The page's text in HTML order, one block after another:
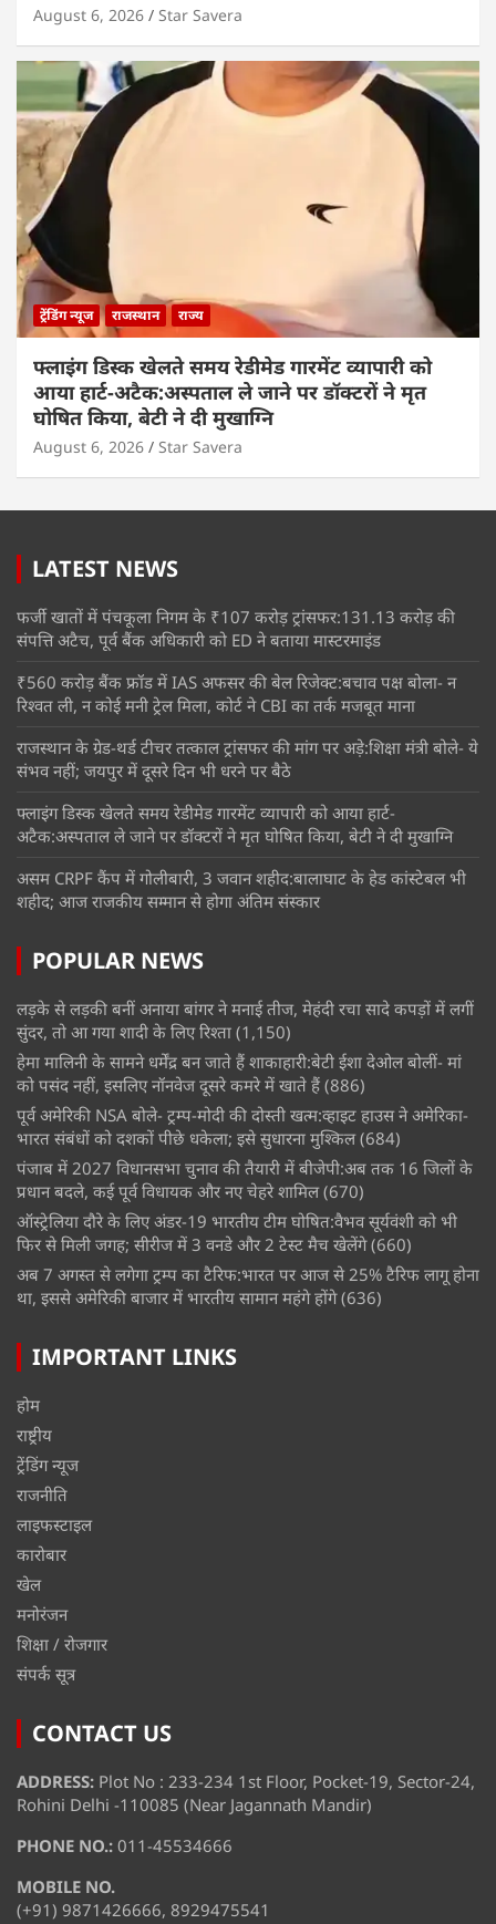
August 6, 2026 Star Savera
ट्रेंडिंग न्यूज राजस्थान राज्य
फ्लाइंग डिस्क खेलते समय रेडीमेड गारमेंट व्यापारी को
आया हार्ट-अटैक:अस्पताल ले जाने पर डॉक्टरों ने मृत
घोषित किया, बेटी ने दी मुखाग्नि
August 6, 2026 Star Savera
LATEST NEWS
फर्जी खातों में पंचकूला निगम के ₹107 करोड़ ट्रांसफर:131.13 करोड़ की
संपत्ति अटैच, पूर्व बैंक अधिकारी को ED ने बताया मास्टरमाइंड
₹560 करोड़ बैंक फ्रॉड में IAS अफसर की बेल रिजेक्ट:बचाव पक्ष बोला- न
रिश्वत ली, न कोई मनी ट्रेल मिला, कोर्ट ने CBI का तर्क मजबूत माना
राजस्थान के ग्रेड-थर्ड टीचर तत्काल ट्रांसफर की मांग पर अड़े:शिक्षा मंत्री बोले- ये
संभव नहीं; जयपुर में दूसरे दिन भी धरने पर बैठे
फ्लाइंग डिस्क खेलते समय रेडीमेड गारमेंट व्यापारी को आया हार्ट-
अटैक:अस्पताल ले जाने पर डॉक्टरों ने मृत घोषित किया, बेटी ने दी मुखाग्नि
असम CRPF कैंप में गोलीबारी, 3 जवान शहीद:बालाघाट के हेड कांस्टेबल भी
शहीद; आज राजकीय सम्मान से होगा अंतिम संस्कार
POPULAR NEWS
लड़के से लड़की बनीं अनाया बांगर ने मनाई तीज, मेहंदी रचा सादे कपड़ों में लगीं
सुंदर, तो आ गया शादी के लिए रिश्ता (1,150)
हेमा मालिनी के सामने धर्मेंद्र बन जाते हैं शाकाहारी:बेटी ईशा देओल बोलीं- मां
को पसंद नहीं, इसलिए नॉनवेज दूसरे कमरे में खाते हैं (886)
पूर्व अमेरिकी NSA बोले- ट्रम्प-मोदी की दोस्ती खत्म:व्हाइट हाउस ने अमेरिका-
भारत संबंधों को दशकों पीछे धकेला; इसे सुधारना मुश्किल (684)
पंजाब में 2027 विधानसभा चुनाव की तैयारी में बीजेपी:अब तक 16 जिलों के
प्रधान बदले, कई पूर्व विधायक और नए चेहरे शामिल (670)
ऑस्ट्रेलिया दौरे के लिए अंडर-19 भारतीय टीम घोषित:वैभव सूर्यवंशी को भी
फिर से मिली जगह; सीरीज में 3 वनडे और 2 टेस्ट मैच खेलेंगे (660)
अब 7 अगस्त से लगेगा ट्रम्प का टैरिफ:भारत पर आज से 25% टैरिफ लागू होना
था, इससे अमेरिकी बाजार में भारतीय सामान महंगे होंगे (636)
IMPORTANT LINKS
होम
राष्ट्रीय
ट्रेंडिंग न्यूज
राजनीति
लाइफस्टाइल
कारोबार
खेल
मनोरंजन
शिक्षा / रोजगार
संपर्क सूत्र
CONTACT US
ADDRESS: Plot No : 233-234 1st Floor, Pocket-19, Sector-24,
Rohini Delhi -110085 (Near Jagannath Mandir)
PHONE NO.: 011-45534666
MOBILE NO.
(+91) 9871426666, 8929475541